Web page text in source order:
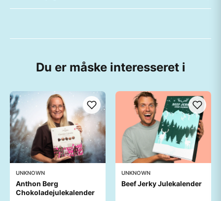
Du er måske interesseret i
UNKNOWN
Anthon Berg
Chokoladejulekalender
UNKNOWN
Beef Jerky Julekalender